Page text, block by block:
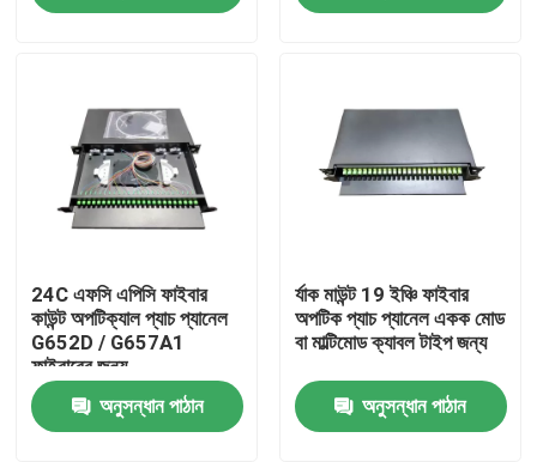
ভিডিও
আমাদের সম্পর্কে
কারখানা পরিদর্শন
গুণমান নিয়ন্ত্রণ
24C এফসি এপিসি ফাইবার
কাউন্ট অপটিক্যাল প্যাচ প্যানেল
G652D / G657A1
ফাইবারের জন্য
অনুসন্ধান পাঠান
র্যাক মাউন্ট 19 ইঞ্চি ফাইবার
অপটিক প্যাচ প্যানেল একক মোড
বা মাল্টিমোড ক্যাবল টাইপ জন্য
অনুসন্ধান পাঠান